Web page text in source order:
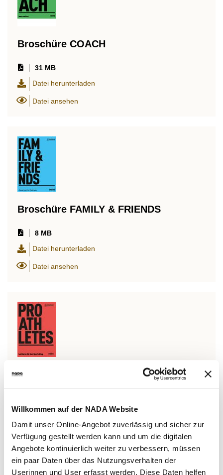
Willkommen auf der NADA Website
Damit unser Online-Angebot zuverlässig und sicher zur
Verfügung gestellt werden kann und um die digitalen
Angebote kontinuierlich weiter zu verbessern, müssen
ein paar Daten über das Nutzungsverhalten der
Userinnen und User erfasst werden. Diese Daten helfen
Broschüre COACH
31 MB
Datei herunterladen
Datei ansehen
Broschüre FAMILY & FRIENDS
8 MB
Datei herunterladen
Datei ansehen
Broschüre PRO ATHLETES
Datei herunterladen
Datei ansehen